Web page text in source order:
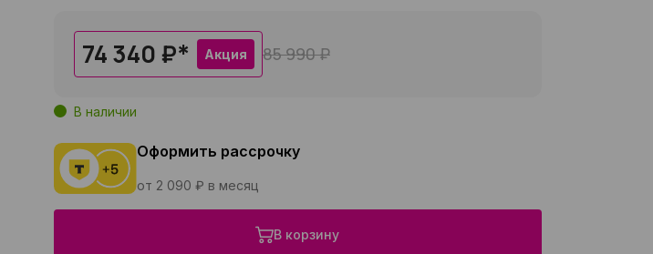
74 340 ₽* Акция 85 990 ₽
В наличии
Оформить рассрочку
от 2 090 ₽ в месяц
В корзину